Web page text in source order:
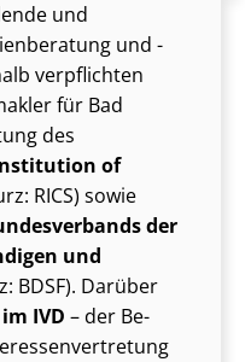
und
und -
verpflichten
für Bad
des
of
RICS) sowie
der
und
BDSF). Darüber
IVD – der Be­